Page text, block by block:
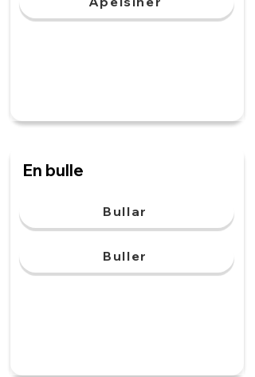
En bulle
Bullar
Buller